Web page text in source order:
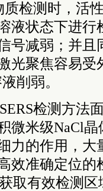
质检测时，活
液状态下进行
号减弱；并且
光聚焦容易受
削弱。
检测方法
微米级NaCl
力的作用，大
效准确定位的
取有效检测